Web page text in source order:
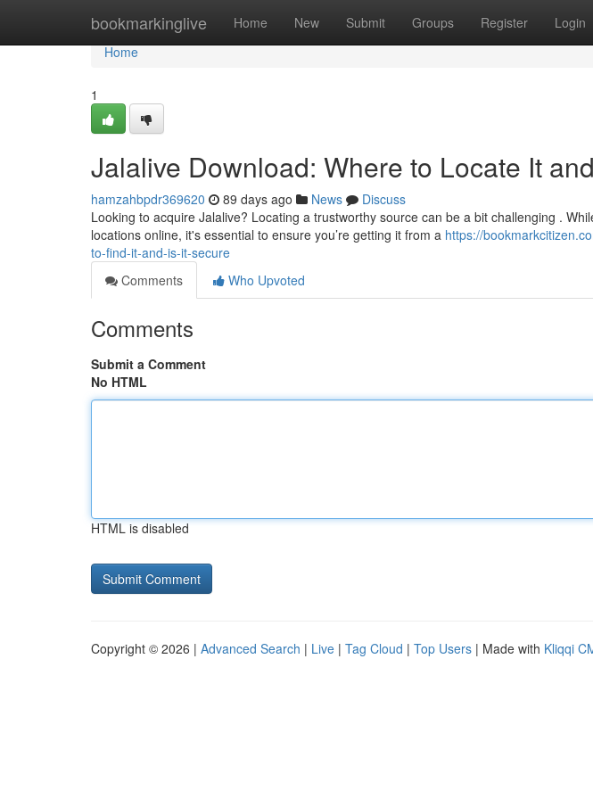
bookmarkinglive Home New Submit Groups Register Login
Home
Home
1
Jalalive Download: Where to Locate It
hamzahbpdr369620 89 days ago News
Discuss
Looking to acquire Jalalive? Locating a trustworthy source can be a bit challenging .
locations online, it's essential to ensure you’re getting it from a https://
to-find-it-and-is-it-secure
Comments
Who Upvoted
Comments
Submit a Comment
No HTML
HTML is disabled
Copyright © 2026 | Advanced Search | Live | Tag Cloud | Top Users | Made with Kliqqi